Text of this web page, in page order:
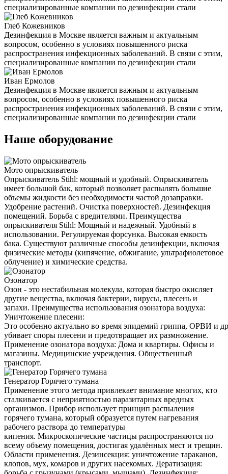
специализированные компании по дезинфекции стали
Глеб Кожевников
Дезинфекция в Москве является важным и актуальным
вопросом, особенно в условиях повышенного риска
распространения инфекционных заболеваний. В связи с этим,
специализированные компании по дезинфекции стали
Иван Ермолов
Дезинфекция в Москве является важным и актуальным
вопросом, особенно в условиях повышенного риска
распространения инфекционных заболеваний. В связи с этим,
специализированные компании по дезинфекции стали
Наше оборудование
Мото опрыскиватель
Опрыскиватель Stihl: мощный и удобный. Опрыскиватель
имеет большой бак, который позволяет распылять большие
объемы жидкости без необходимости частой дозаправки.
Удобрение растений. Очистка поверхностей. Дезинфекция
помещений. Борьба с вредителями. Преимущества
опрыскивателя Stihl: Мощный и надежный. Удобный в
использовании. Регулируемая форсунка. Высокая емкость
бака. Существуют различные способы дезинфекции, включая
физические методы (кипячение, обжигание, ультрафиолетовое
облучение) и химические средства.
Озонатор
Озон - это нестабильная молекула, которая быстро окисляет
другие вещества, включая бактерии, вирусы, плесень и
запахи. Преимущества использования озонатора воздуха:
Уничтожение плесени:
Это особенно актуально во время эпидемий гриппа, ОРВИ и
убивает споры плесени и предотвращает их размножение.
Применение озонатора воздуха: Дома и квартиры. Офисы и
магазины. Медицинские учреждения. Общественный
транспорт.
Генератор Горячего тумана
Применение этого метода привлекает внимание многих, кто
сталкивается с неприятностью паразитарных вредных
организмов. Прибор использует принцип распыления
горячего тумана, который образуется путем нагревания
рабочего раствора до температуры
кипения. Микроскопические частицы распространяются по
всему объему помещения, достигая удалённых мест и трещин.
Области применения. Дезинсекция: уничтожение тараканов,
клопов, мух, комаров и других насекомых. Дератизация: